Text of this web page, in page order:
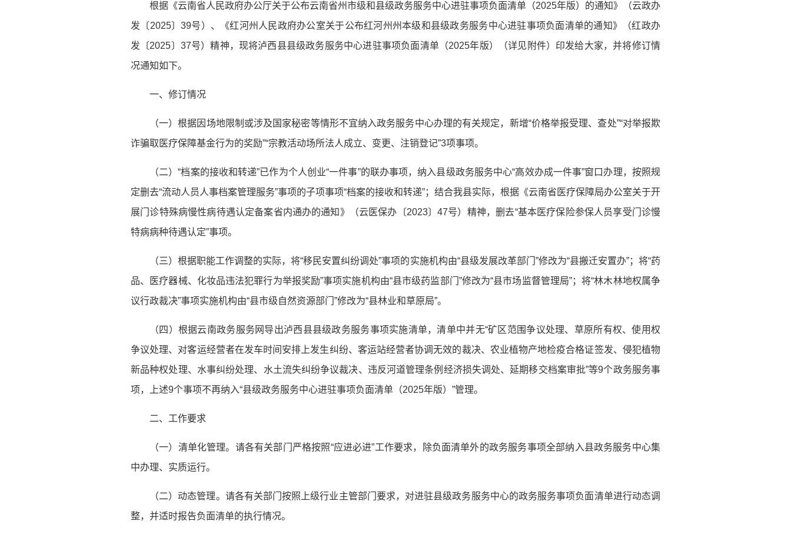
根据《云南省人民政府办公厅关于公布云南省州市级和县级政务服务中心进驻事项负面清单（2025年版）的通知》（云政办
发〔2025〕39号）、《红河州人民政府办公室关于公布红河州州本级和县级政务服务中心进驻事项负面清单的通知》（红政办
发〔2025〕37号）精神，现将泸西县县级政务服务中心进驻事项负面清单（2025年版）（详见附件）印发给大家，并将修订情
况通知如下。
一、修订情况
（一）根据因场地限制或涉及国家秘密等情形不宜纳入政务服务中心办理的有关规定，新增“价格举报受理、查处”“对举报欺
诈骗取医疗保障基金行为的奖励”“宗教活动场所法人成立、变更、注销登记”3项事项。
（二）“档案的接收和转递”已作为个人创业“一件事”的联办事项，纳入县级政务服务中心“高效办成一件事”窗口办理，按照规
定删去“流动人员人事档案管理服务”事项的子项事项“档案的接收和转递”；结合我县实际，根据《云南省医疗保障局办公室关于开
展门诊特殊病慢性病待遇认定备案省内通办的通知》（云医保办〔2023〕47号）精神，删去“基本医疗保险参保人员享受门诊慢
特病病种待遇认定”事项。
（三）根据职能工作调整的实际，将“移民安置纠纷调处”事项的实施机构由“县级发展改革部门”修改为“县搬迁安置办”；将“药
品、医疗器械、化妆品违法犯罪行为举报奖励”事项实施机构由“县市级药监部门”修改为“县市场监督管理局”；将“林木林地权属争
议行政裁决”事项实施机构由“县市级自然资源部门”修改为“县林业和草原局”。
（四）根据云南政务服务网导出泸西县县级政务服务事项实施清单，清单中并无“矿区范围争议处理、草原所有权、使用权
争议处理、对客运经营者在发车时间安排上发生纠纷、客运站经营者协调无效的裁决、农业植物产地检疫合格证签发、侵犯植物
新品种权处理、水事纠纷处理、水土流失纠纷争议裁决、违反河道管理条例经济损失调处、延期移交档案审批”等9个政务服务事
项，上述9个事项不再纳入“县级政务服务中心进驻事项负面清单（2025年版）”管理。
二、工作要求
（一）清单化管理。请各有关部门严格按照“应进必进”工作要求，除负面清单外的政务服务事项全部纳入县政务服务中心集
中办理、实质运行。
（二）动态管理。请各有关部门按照上级行业主管部门要求，对进驻县级政务服务中心的政务服务事项负面清单进行动态调
整，并适时报告负面清单的执行情况。